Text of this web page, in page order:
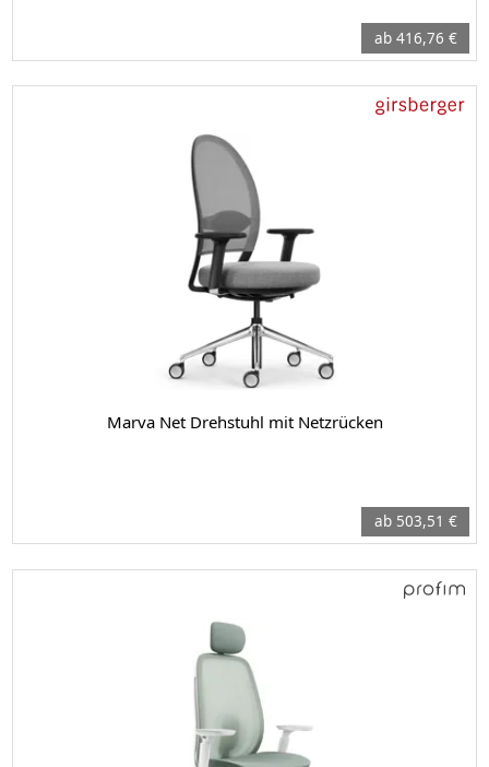
ab 416,76 €
Marva Net Drehstuhl mit Netzrücken
ab 503,51 €